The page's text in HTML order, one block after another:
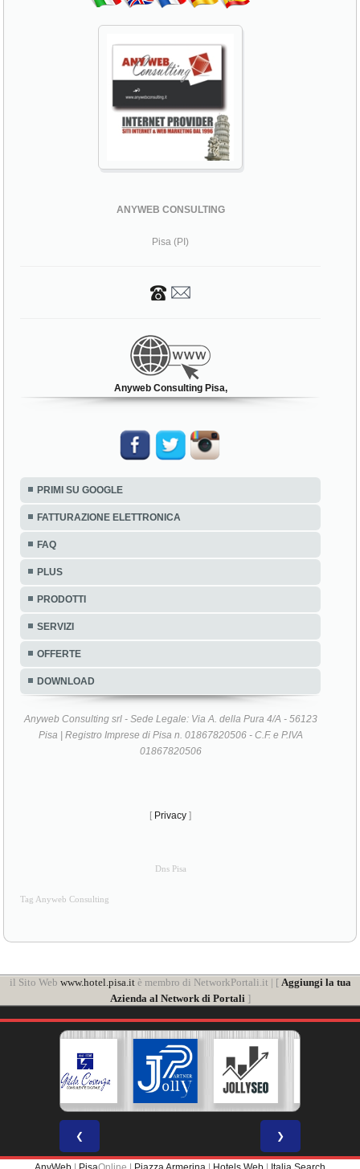
ANYWEB CONSULTING
Pisa (PI)
Anyweb Consulting Pisa,
PRIMI SU GOOGLE
FATTURAZIONE ELETTRONICA
FAQ
PLUS
PRODOTTI
SERVIZI
OFFERTE
DOWNLOAD
Anyweb Consulting srl - Sede Legale: Via A. della Pura 4/A - 56123
Pisa | Registro Imprese di Pisa n. 01867820506 - C.F. e P.IVA
01867820506
[ Privacy ]
Dns Pisa
Tag Anyweb Consulting
il Sito Web www.hotel.pisa.itè membro di NetworkPortali.it | [ Aggiungi la tua
Azienda al Network di Portali]
❮ ❯